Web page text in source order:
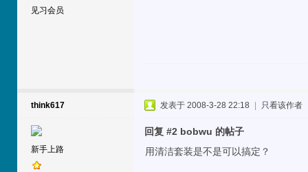
见习会员
think617
新手上路
发表于 2008-3-28 22:18 只看该作者
回复 #2 bobwu 的帖子
用清洁套装是不是可以搞定？